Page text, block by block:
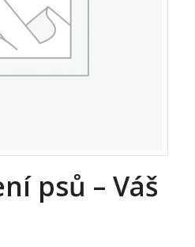
psů – Váš